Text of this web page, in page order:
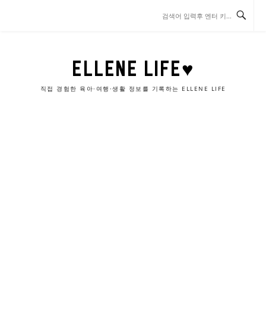
ELLENE LIFE♥
직접 경험한 육아·여행·생활 정보를 기록하는 ELLENE LIFE